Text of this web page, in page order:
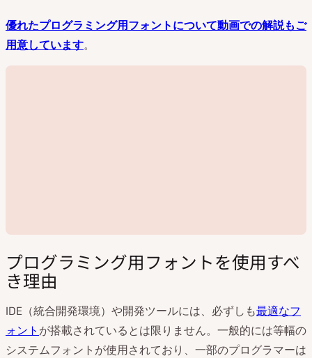
優れたプログラミング用フォントについて動画での解説もご
用意しています。
動
画
を
プログラミング用フォントを使用すべ
き理由
IDE（統合開発環境）や開発ツールには、必ずしも最適なフ
ォント が搭載されているとは限りません。一般的には等幅の
システムフォントが使用されており、一部のプログラマーは